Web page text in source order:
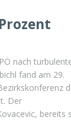
nach
fand am 29.
Der
bereits